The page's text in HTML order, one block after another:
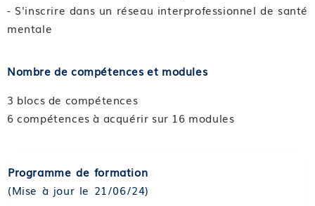
- S'inscrire dans un réseau interprofessionnel de santé
mentale
Nombre de compétences et modules
3 blocs de compétences
6 compétences à acquérir sur 16 modules
Programme de formation
(Mise à jour le 21/06/24)